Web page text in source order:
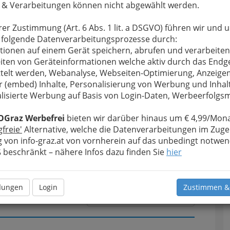
& Verarbeitungen können nicht abgewählt werden.
Zustimmung (Art. 6 Abs. 1 lit. a DSGVO) führen wir und
Datenverarbeitungsprozesse durch:
auf einem Gerät speichern, abrufen und
von Geräteinformationen welche aktiv durch das
werden, Webanalyse, Webseiten-Optimierung,
(embed) Inhalte, Personalisierung von Werbung und
Werbung auf Basis von Login-Daten,
Werbefrei bieten wir darüber hinaus um € 4,99/
Alternative, welche die Datenverarbeitungen im
von info-graz.at von vornherein auf das unbedingt
beschränkt – nähere Infos dazu finden Sie hier
Login Zustimmen
bewahren, verwenden wir an dieser Stelle zur
Ihre Nachricht wird nach dem Absenden
Pongratz GesmbH weitergeleitet.
Meine Nachricht
Meine Nachricht senden